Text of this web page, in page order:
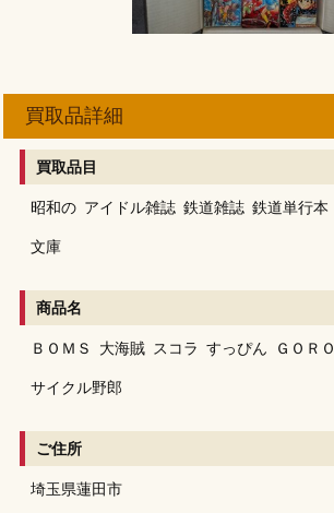
買取品詳細
買取品目
昭和の アイドル雑誌 鉄道雑誌 鉄道単行本
文庫
商品名
ＢＯＭＳ 大海賊 スコラ すっぴん ＧＯＲＯ
サイクル野郎
ご住所
埼玉県蓮田市